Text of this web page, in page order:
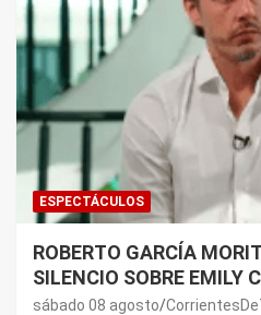
ESPECTÁCULOS
ROBERTO GARCÍA
SILENCIO SOBRE EMILY
GALLARDO:
sábado 08 agosto